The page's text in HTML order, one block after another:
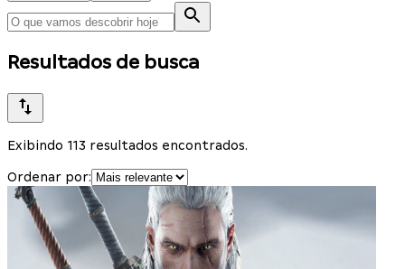
Resultados de busca
Exibindo 113 resultados encontrados.
Ordenar por: